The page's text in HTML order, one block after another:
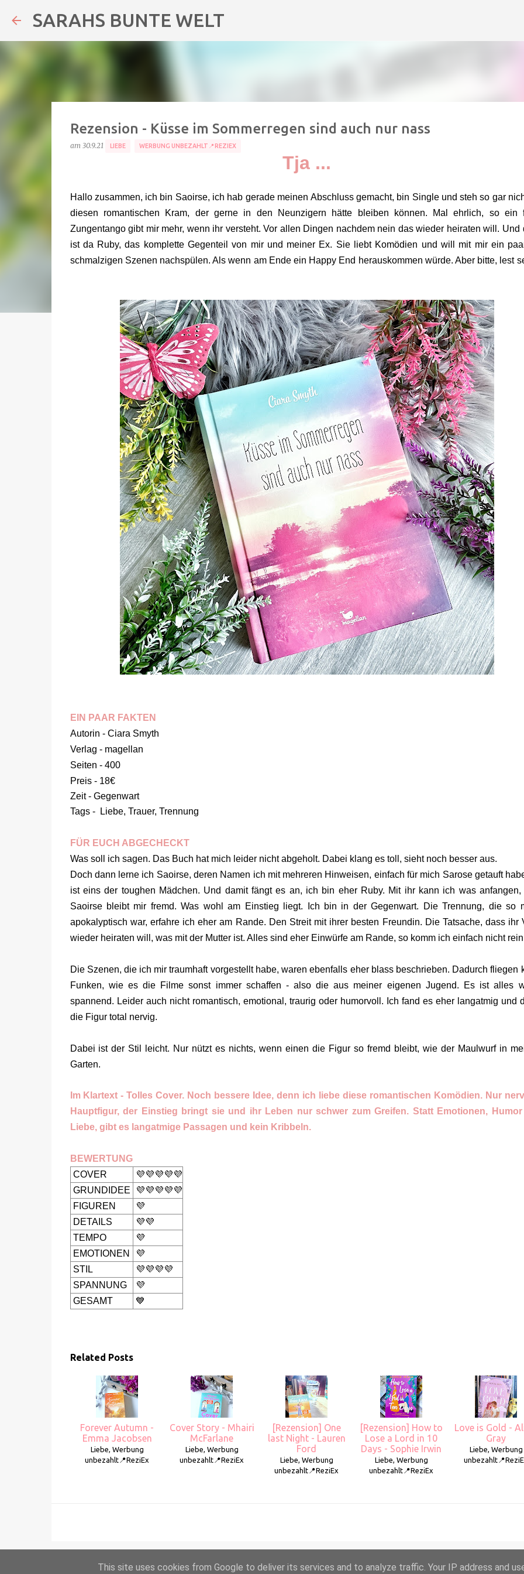
SARAHS BUNTE WELT
Rezension - Küsse im Sommerregen sind auch nur nass
am 30.9.21 LIEBE WERBUNG UNBEZAHLT📍REZIEX
Tja ...
Hallo zusammen, ich bin Saoirse, ich hab gerade meinen Abschluss gemacht, bin Single und steh so gar
diesen romantischen Kram, der gerne in den Neunzigern hätte bleiben können. Mal ehrlich, so ein
Zungentango gibt mir mehr, wenn ihr versteht. Vor allen Dingen nachdem nein das wieder heiraten will. Und
ist da Ruby, das komplette Gegenteil von mir und meiner Ex. Sie liebt Komödien und will mit mir ein
schmalzigen Szenen nachspülen. Als wenn am Ende ein Happy End herauskommen würde. Aber bitte, lest
EIN PAAR FAKTEN
Autorin - Ciara Smyth
Verlag - magellan
Seiten - 400
Preis - 18€
Zeit - Gegenwart
Tags - Liebe, Trauer, Trennung
FÜR EUCH ABGECHECKT
Was soll ich sagen. Das Buch hat mich leider nicht abgeholt. Dabei klang es toll, sieht noch besser aus.
Doch dann lerne ich Saoirse, deren Namen ich mit mehreren Hinweisen, einfach für mich Sarose getauft
ist eins der toughen Mädchen. Und damit fängt es an, ich bin eher Ruby. Mit ihr kann ich was anfangen,
Saoirse bleibt mir fremd. Was wohl am Einstieg liegt. Ich bin in der Gegenwart. Die Trennung, die so
apokalyptisch war, erfahre ich eher am Rande. Den Streit mit ihrer besten Freundin. Die Tatsache, dass ihr
wieder heiraten will, was mit der Mutter ist. Alles sind eher Einwürfe am Rande, so komm ich einfach nicht
Die Szenen, die ich mir traumhaft vorgestellt habe, waren ebenfalls eher blass beschrieben. Dadurch fliegen
Funken, wie es die Filme sonst immer schaffen - also die aus meiner eigenen Jugend. Es ist alles
spannend. Leider auch nicht romantisch, emotional, traurig oder humorvoll. Ich fand es eher langatmig und
die Figur total nervig.
Dabei ist der Stil leicht. Nur nützt es nichts, wenn einen die Figur so fremd bleibt, wie der Maulwurf in
Garten.
Im Klartext - Tolles Cover. Noch bessere Idee, denn ich liebe diese romantischen Komödien. Nur
Hauptfigur, der Einstieg bringt sie und ihr Leben nur schwer zum Greifen. Statt Emotionen, Humor
Liebe, gibt es langatmige Passagen und kein Kribbeln.
BEWERTUNG
COVER
💜💜💜💜💜
GRUNDIDEE
💜💜💜💜💜
FIGUREN
💜
DETAILS
💜💜
TEMPO
💜
EMOTIONEN
💜
STIL
💜💜💜💜
SPANNUNG
💜
GESAMT
💙
Related Posts
Forever Autumn -
Emma Jacobsen
Liebe, Werbung
unbezahlt📍ReziEx
Cover Story - Mhairi
McFarlane
Liebe, Werbung
unbezahlt📍ReziEx
[Rezension] One
last Night - Lauren
Ford
Liebe, Werbung
unbezahlt📍ReziEx
[Rezension] How to
Lose a Lord in 10
Days - Sophie Irwin
Liebe, Werbung
unbezahlt📍ReziEx
Love is Gold -
Gray
Liebe, Werbung
Powered by Blogger
This site uses cookies from Google to deliver its services and to analyze traffic. Your IP address and